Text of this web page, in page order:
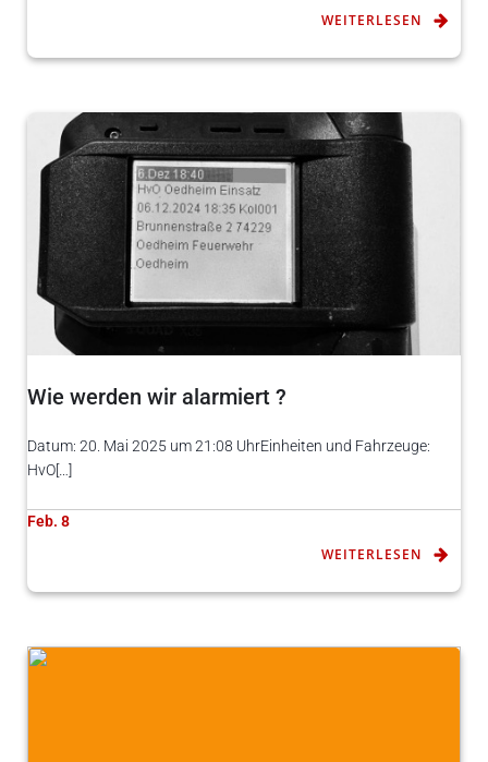
WEITERLESEN
Wie werden wir alarmiert ?
Datum: 20. Mai 2025 um 21:08 UhrEinheiten und Fahrzeuge:
HvO[…]
Feb. 8
WEITERLESEN